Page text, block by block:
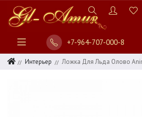
+7-964-707-000-8
Интерьер Ложка Для Льда Олово